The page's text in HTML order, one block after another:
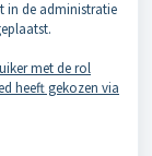
in de administratie
met de rol
heeft gekozen via